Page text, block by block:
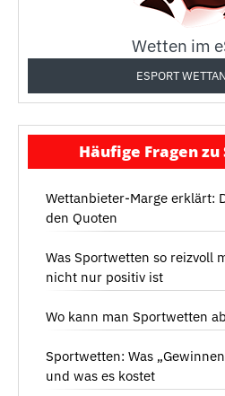
Wetten im
ESPORT
Häufige Fragen
Wettanbieter-Marge erklärt:
den Quoten
Was Sportwetten so reizvoll
nicht nur positiv ist
Wo kann man Sportwetten
Sportwetten: Was
und was es kostet